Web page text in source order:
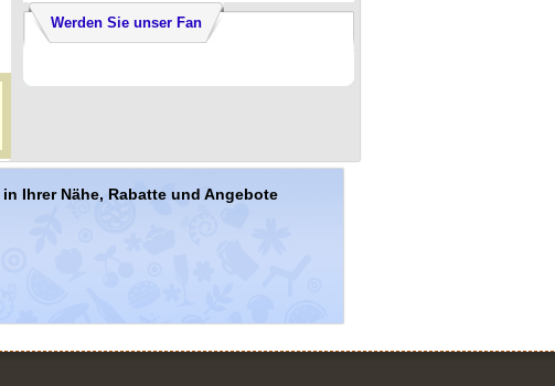
Werden Sie unser Fan
Ihrer Nähe, Rabatte und Angebote